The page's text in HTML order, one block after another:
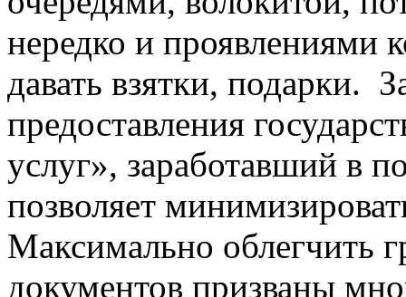
нередко и проявлениями
давать взятки, подарки.
предоставления
услуг», заработавший в
позволяет
Максимально облегчить
документов призваны